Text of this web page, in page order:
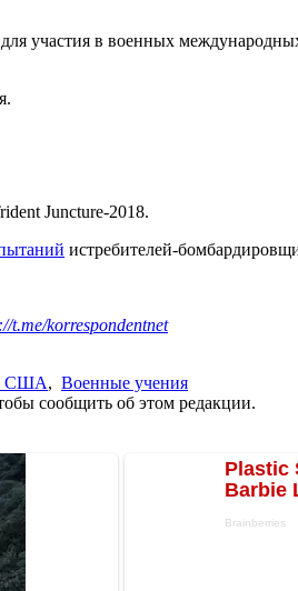
в военных
Juncture-2018.
истребителей-
t.me/korrespondentnet
США, Военные учения
сообщить об этом редакции.